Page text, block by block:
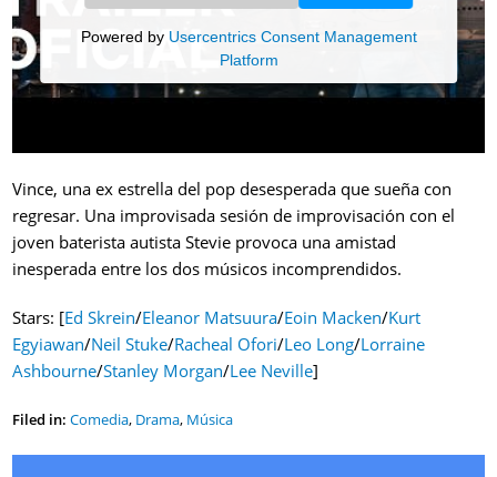
Powered by Usercentrics Consent Management
Platform
Vince, una ex estrella del pop desesperada que sueña con
regresar. Una improvisada sesión de improvisación con el
joven baterista autista Stevie provoca una amistad
inesperada entre los dos músicos incomprendidos.
Stars: [Ed Skrein/Eleanor Matsuura/Eoin Macken/Kurt
Egyiawan/Neil Stuke/Racheal Ofori/Leo Long/Lorraine
Ashbourne/Stanley Morgan/Lee Neville]
Filed in: Comedia, Drama, Música